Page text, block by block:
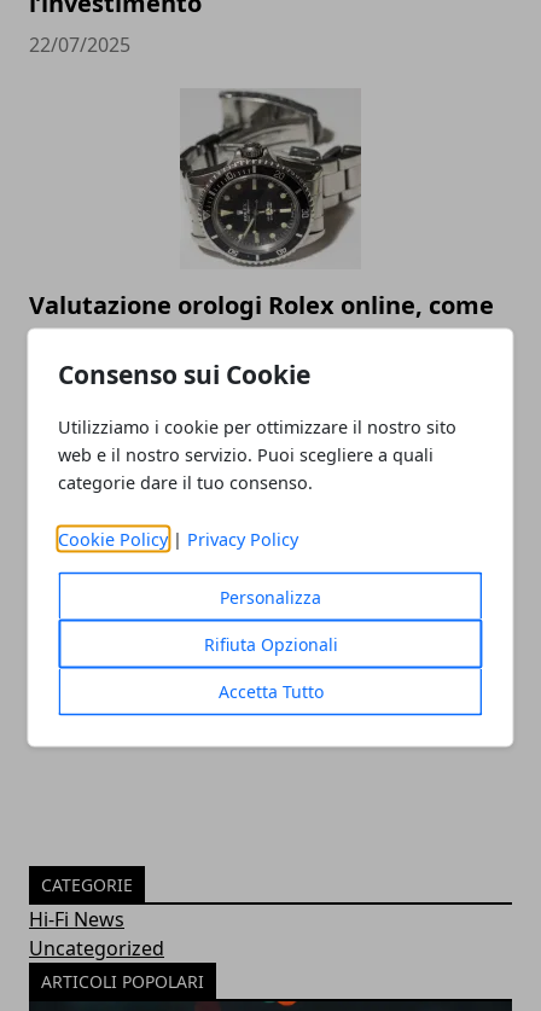
Consenso sui Cookie
Utilizziamo i cookie per ottimizzare il nostro sito
web e il nostro servizio. Puoi scegliere a quali
categorie dare il tuo consenso.
Cookie Policy | Privacy Policy
Personalizza
Rifiuta Opzionali
Accetta Tutto
22/07/2025
Valutazione orologi Rolex online, come
scegliere il miglior compro Rolex online
23/05/2023
Come cambia la SEO nel 2023 e perché è
essenziale per la visibilità
30/11/2022
CATEGORIE
Hi-Fi News
Uncategorized
ARTICOLI POPOLARI